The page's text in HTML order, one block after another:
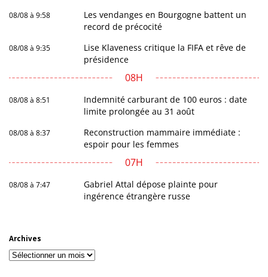
08/08 à 9:58
Les vendanges en Bourgogne battent un
record de précocité
08/08 à 9:35
Lise Klaveness critique la FIFA et rêve de
présidence
08H
08/08 à 8:51
Indemnité carburant de 100 euros : date
limite prolongée au 31 août
08/08 à 8:37
Reconstruction mammaire immédiate :
espoir pour les femmes
07H
08/08 à 7:47
Gabriel Attal dépose plainte pour
ingérence étrangère russe
Archives
Archives